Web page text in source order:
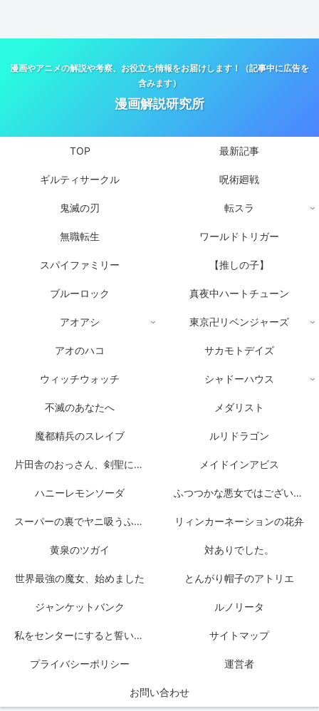
漫画やアニメの解説や考察、お役立ち情報をお届けします！（記事中に広告を
含みます）
漫画解説研究所
TOP 最新記事
ギルティサークル 呪術廻戦
鬼滅の刃 転スラ
無職転生 ワールドトリガー
スパイファミリー 【推しの子】
ブルーロック 真夜中ハートチューン
アオアシ 東京卍リベンジャーズ
アオのハコ サカモトデイズ
ウィッチウォッチ シャドーハウス
不滅のあなたへ メダリスト
魔都精兵のスレイブ ルリドラゴン
片田舎のおっさん、剣聖になる メイドインアビス
ハニーレモンソーダ ふつつかな悪女ではございますが
スーパーの裏でヤニ吸うふたり リィンカーネーションの花弁
黄泉のツガイ 対ありでした。
世界最強の魔女、始めました とんがり帽子のアトリエ
ジャンケットバンク ルノリータ
私をセンターにすると誓いますか？ サイトマップ
プライバシーポリシー 運営者
お問い合わせ